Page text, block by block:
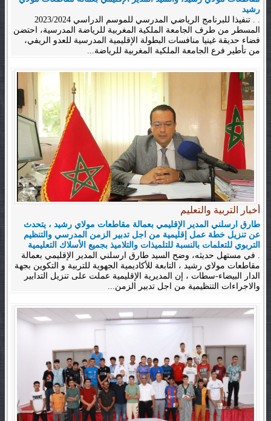
رشيد
. . تنفيذا للبرنامج الرياضي المدرسي للموسم الدراسي 2023/2024
المسطر من طرف الجامعة الملكية المغربية للرياضة المدرسية، احتضن
فضاء حديقة غينيا منافسات البطولة الإقليمية المدرسية للعدو الريفي،
من تأطير فرع الجامعة الملكية المغربية للرياضة...
أخبار التربية والتعليم
طارق ارسلني المدير الإقليمي بعمالة مقاطعات مولاي رشيد ، يتحدث
عن تنزيل خطة عمل إقليمية من اجل تدبير الزمن المدرسي والتنظيم
التربوي للتعلمات بالنسبة للتلميذات والتلاميذ بجميع الأسلاك التعليمية
. في مستهل حديثه، وضح السيد طارق ارسلني المدير الإقليمي بعمالة
مقاطعات مولاي رشيد ، التابعة للأكاديمية الجهوية للتربية و التكوين بجهة
الدار البيضاء-سطات ، إن المديرية الإقليمية عملت على تنزيل التدابير
والاجراءات التنظيمية من اجل تدبير الزمن...